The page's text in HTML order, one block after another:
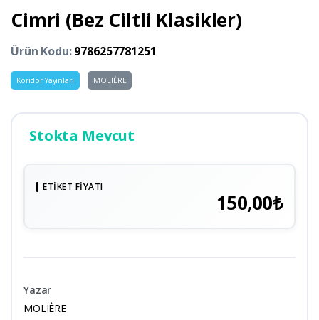
Cimri (Bez Ciltli Klasikler)
Ürün Kodu:9786257781251
Koridor Yayınları MOLIÈRE
Stokta Mevcut
ETIKET FIYATI
150,00₺
Yazar
MOLIÈRE